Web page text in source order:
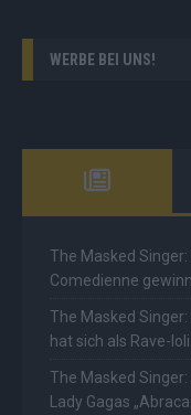
WERBE BEI UNS!
The Masked
Comedienne
The Masked
hat sich als Rave-
The Masked
Lady Gagas